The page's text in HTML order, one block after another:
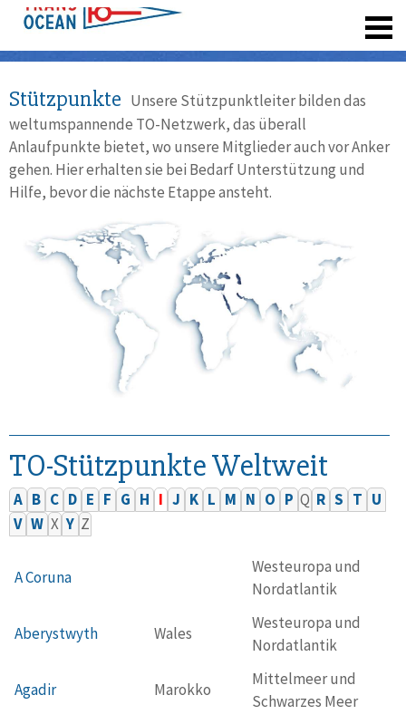
Stützpunkte Unsere Stützpunktleiter bilden das
weltumspannende TO-Netzwerk, das überall
Anlaufpunkte bietet, wo unsere Mitglieder auch vor Anker
gehen. Hier erhalten sie bei Bedarf Unterstützung und
Hilfe, bevor die nächste Etappe ansteht.
TO-Stützpunkte Weltweit
A B C D E F G H I J K L M N O P Q R S T U
V W X Y Z
A Coruna
Westeuropa und
Nordatlantik
Aberystwyth Wales
Westeuropa und
Nordatlantik
Agadir Marokko
Mittelmeer und
Schwarzes Meer